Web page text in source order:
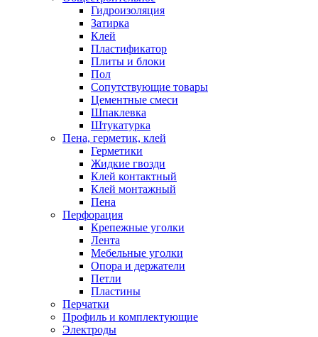
Гидроизоляция
Затирка
Клей
Пластификатор
Плиты и блоки
Пол
Сопутствующие товары
Цементные смеси
Шпаклевка
Штукатурка
Пена, герметик, клей
Герметики
Жидкие гвозди
Клей контактный
Клей монтажный
Пена
Перфорация
Крепежные уголки
Лента
Мебельные уголки
Опора и держатели
Петли
Пластины
Перчатки
Профиль и комплектующие
Электроды